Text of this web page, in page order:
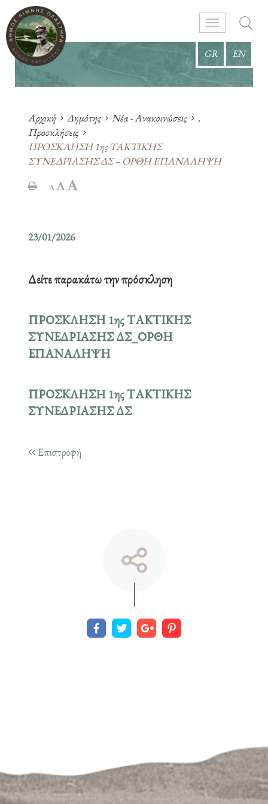
GR EN
Αρχική Δημότης Νέα - Ανακοινώσεις
,
Προσκλήσεις
ΠΡΟΣΚΛΗΣH 1ης ΤΑΚΤΙΚΗΣ
ΣΥΝΕΔΡΙΑΣΗΣ ΔΣ – ΟΡΘΗ ΕΠΑΝΑΛΗΨΗ
23/01/2026
Δείτε παρακάτω την πρόσκληση
ΠΡΟΣΚΛΗΣΗ 1ης ΤΑΚΤΙΚΗΣ
ΣΥΝΕΔΡΙΑΣΗΣ ΔΣ_ΟΡΘΗ
ΕΠΑΝΑΛΗΨΗ
ΠΡΟΣΚΛΗΣH 1ης ΤΑΚΤΙΚΗΣ
ΣΥΝΕΔΡΙΑΣΗΣ ΔΣ
Επιστροφή